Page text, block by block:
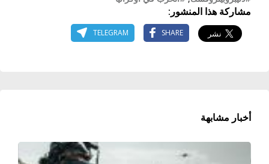
مشاركة هذا المنشور:
SHARE
TELEGRAM
أخبار مشابهة